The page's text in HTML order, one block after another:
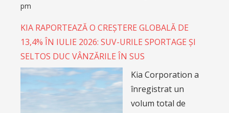
pm
KIA RAPORTEAZĂ O CREȘTERE GLOBALĂ DE
13,4% ÎN IULIE 2026: SUV-URILE SPORTAGE ȘI
SELTOS DUC VÂNZĂRILE ÎN SUS
Kia Corporation a
înregistrat un
volum total de